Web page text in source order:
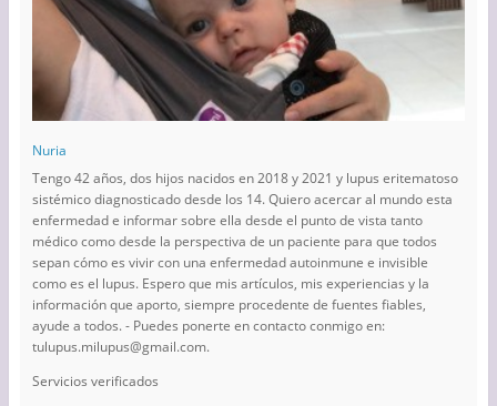
Nuria
Tengo 42 años, dos hijos nacidos en 2018 y 2021 y lupus eritematoso
sistémico diagnosticado desde los 14. Quiero acercar al mundo esta
enfermedad e informar sobre ella desde el punto de vista tanto
médico como desde la perspectiva de un paciente para que todos
sepan cómo es vivir con una enfermedad autoinmune e invisible
como es el lupus. Espero que mis artículos, mis experiencias y la
información que aporto, siempre procedente de fuentes fiables,
ayude a todos. - Puedes ponerte en contacto conmigo en:
tulupus.milupus@gmail.com.
Servicios verificados